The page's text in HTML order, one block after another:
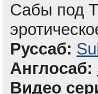
Сабы под
Руссаб:
Англосаб:
Видео